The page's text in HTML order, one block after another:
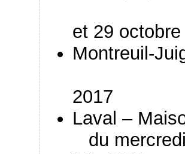
et 29
Montreuil-
2017
Laval –
du